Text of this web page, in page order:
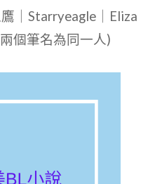
｜Starryeagle｜Eliza
個筆名為同一人)